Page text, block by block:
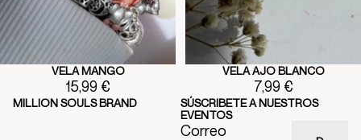
VELA MANGO
15,99 €
VELA AJO BLANCO
7,99 €
MILLION SOULS BRAND
SÚSCRIBETE A NUESTROS
EVENTOS
Correo